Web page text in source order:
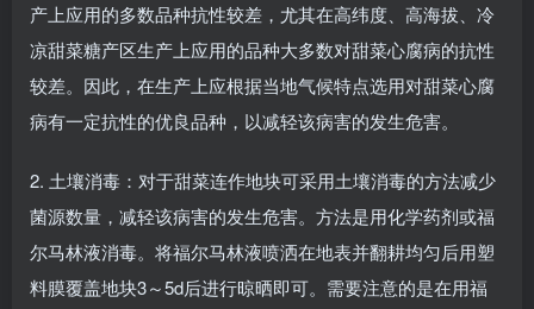
产上应用的多数品种抗性较差，尤其在高纬度、高海拔、冷
凉甜菜糖产区生产上应用的品种大多数对甜菜心腐病的抗性
较差。因此，在生产上应根据当地气候特点选用对甜菜心腐
病有一定抗性的优良品种，以减轻该病害的发生危害。
2. 土壤消毒：对于甜菜连作地块可采用土壤消毒的方法减少
菌源数量，减轻该病害的发生危害。方法是用化学药剂或福
尔马林液消毒。将福尔马林液喷洒在地表并翻耕均匀后用塑
料膜覆盖地块3～5d后进行晾晒即可。需要注意的是在用福